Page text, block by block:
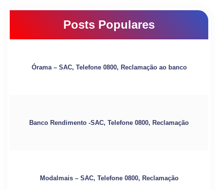
Posts Populares
Órama – SAC, Telefone 0800, Reclamação ao banco
Banco Rendimento -SAC, Telefone 0800, Reclamação
Modalmais – SAC, Telefone 0800, Reclamação